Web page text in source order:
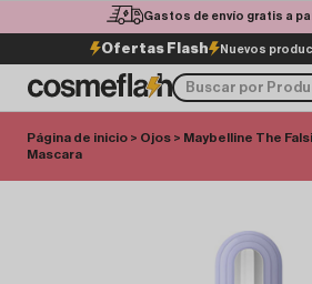
Gastos de envío gratis a
Ofertas Flash Nuevos
Página de inicio > Ojos > Maybelline The
Mascara